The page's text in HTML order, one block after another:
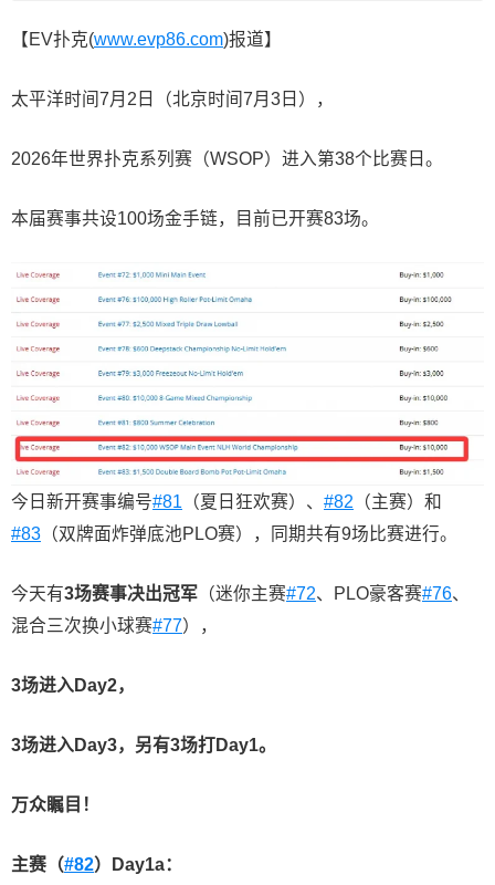
【EV扑克(www.evp86.com)报道】
太平洋时间7月2日（北京时间7月3日），
2026年世界扑克系列赛（WSOP）进入第38个比赛日。
本届赛事共设100场金手链，目前已开赛83场。
今日新开赛事编号#81 （夏日狂欢赛）、 #82 （主赛）和
#83 （双牌面炸弹底池PLO赛），同期共有9场比赛进行。
今天有3场赛事决出冠军 （迷你主赛#72、PLO豪客赛#76、
混合三次换小球赛#77），
3场进入Day2，
3场进入Day3，另有3场打Day1。
万众瞩目！
主赛（#82） Day1a：